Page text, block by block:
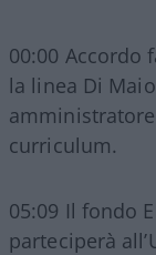
00:00 Accordo
la linea Di
curriculum.
05:09 Il fondo
parteciperà